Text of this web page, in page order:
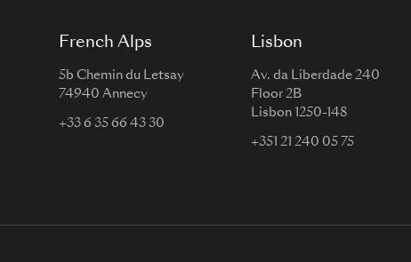
French Alps
5b Chemin du Letsay
74940 Annecy
+33 6 35 66 43 30
Lisbon
Av. da Liberdade 240
Floor 2B
Lisbon 1250-148
+351 21 240 05 75